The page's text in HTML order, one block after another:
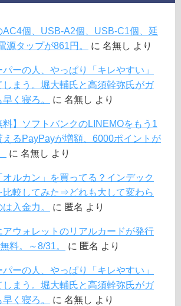
AC4個、USB-A2個、USB-C1個、延
源タップが861円。
に 名無し より
ーの人、やっぱり「キレやすい」
しまう。堀大輔氏と高須幹弥氏がガ
く寝ろ。
に 名無し より
料】ソフトバンクのLINEMOをもう1
えるPayPayが増額、6000ポイントが
に 名無し より
ルカン」を買ってる？インデック
比較してみた⇒どれも大して変わら
入金力。
に 匿名 より
アウォレットのリアルカードが発行
料。～8/31。
に 匿名 より
ーの人、やっぱり「キレやすい」
しまう。堀大輔氏と高須幹弥氏がガ
く寝ろ。
に 名無し より